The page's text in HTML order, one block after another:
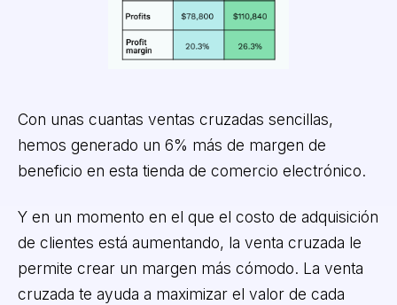
Con unas cuantas ventas cruzadas sencillas,
hemos generado un 6% más de margen de
beneficio en esta tienda de comercio electrónico.
Y en un momento en el que el costo de adquisición
de clientes está aumentando, la venta cruzada le
permite crear un margen más cómodo. La venta
cruzada te ayuda a maximizar el valor de cada